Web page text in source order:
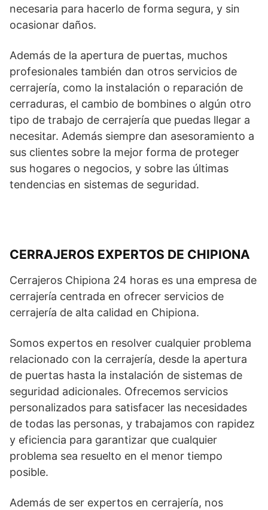
necesaria para hacerlo de forma segura, y sin
ocasionar daños.
Además de la apertura de puertas, muchos
profesionales también dan otros servicios de
cerrajería, como la instalación o reparación de
cerraduras, el cambio de bombines o algún otro
tipo de trabajo de cerrajería que puedas llegar a
necesitar. Además siempre dan asesoramiento a
sus clientes sobre la mejor forma de proteger
sus hogares o negocios, y sobre las últimas
tendencias en sistemas de seguridad.
CERRAJEROS EXPERTOS DE CHIPIONA
Cerrajeros Chipiona 24 horas es una empresa de
cerrajería centrada en ofrecer servicios de
cerrajería de alta calidad en Chipiona.
Somos expertos en resolver cualquier problema
relacionado con la cerrajería, desde la apertura
de puertas hasta la instalación de sistemas de
seguridad adicionales. Ofrecemos servicios
personalizados para satisfacer las necesidades
de todas las personas, y trabajamos con rapidez
y eficiencia para garantizar que cualquier
problema sea resuelto en el menor tiempo
posible.
Además de ser expertos en cerrajería, nos